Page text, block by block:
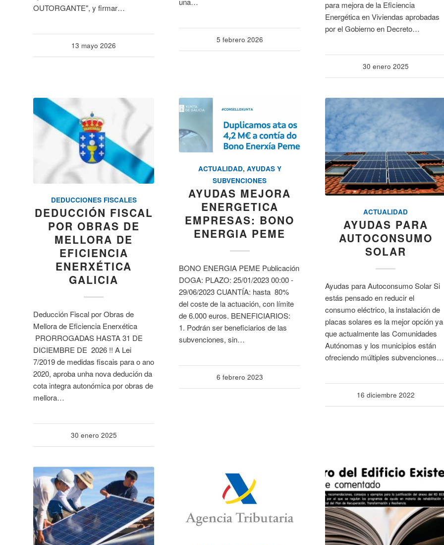
OUTORGANTE", y firmar…
13 mayo 2026
5 febrero 2026
para mejora de la Eficiencia
Energética en Viviendas aprobadas
por el Gobierno en Decreto…
30 enero 2025
DEDUCCIONES FISCALES
DEDUCCIÓN FISCAL
POR OBRAS DE
MELLORA DE
EFICIENCIA
ENERXÉTICA
GALICIA
Deducción Fiscal por Obras de
Mellora de Eficiencia Enerxética
PRORROGADAS HASTA 31 DE
DICIEMBRE DE 2026 !! A Lei
7/2019 de medidas fiscais para o ano
2020, aproba unha nova dedución da
cota integra autonómica por obras de
mellora…
30 enero 2025
ACTUALIDAD, AYUDAS Y
SUBVENCIONES
AYUDAS MEJORA
ENERGETICA
EMPRESAS: BONO
ENERGIA PEME
BONO ENERGIA PEME Publicación
DOGA: PLAZO: 25/01/2023 00:00 -
29/06/2023 CUANTÍA: hasta 80%
del coste de la actuación, con límite
de 6.000 euros. BENEFICIARIOS:
1. Podrán ser beneficiarios de las
subvenciones, sin…
6 febrero 2023
ACTUALIDAD
AYUDAS PARA
AUTOCONSUMO
SOLAR
Ayudas para Autoconsumo Solar Si
estás pensado en reducir el
consumo eléctrico, la instalación de
placas solares es la mejor opción ya
que actualmente las Comunidades
Autónomas y los municipios están
ofreciendo múltiples subvenciones…
16 diciembre 2022